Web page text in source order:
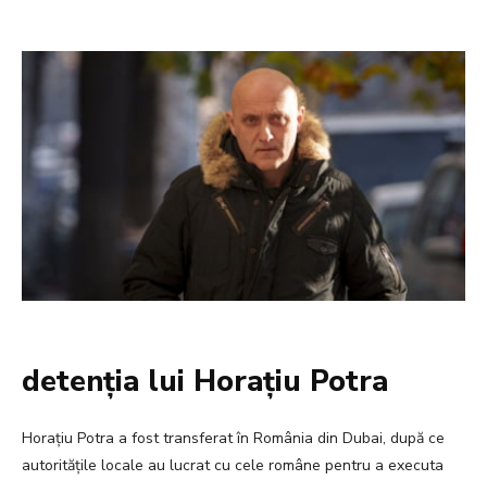
detenția lui Horațiu Potra
Horațiu Potra a fost transferat în România din Dubai, după ce
autoritățile locale au lucrat cu cele române pentru a executa